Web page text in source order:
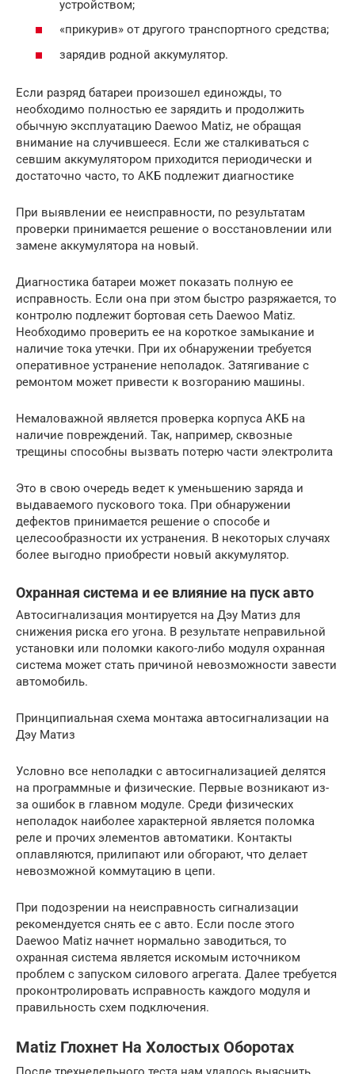
устройством;
«прикурив» от другого транспортного средства;
зарядив родной аккумулятор.
Если разряд батареи произошел единожды, то
необходимо полностью ее зарядить и продолжить
обычную эксплуатацию Daewoo Matiz, не обращая
внимание на случившееся. Если же сталкиваться с
севшим аккумулятором приходится периодически и
достаточно часто, то АКБ подлежит диагностике
При выявлении ее неисправности, по результатам
проверки принимается решение о восстановлении или
замене аккумулятора на новый.
Диагностика батареи может показать полную ее
исправность. Если она при этом быстро разряжается, то
контролю подлежит бортовая сеть Daewoo Matiz.
Необходимо проверить ее на короткое замыкание и
наличие тока утечки. При их обнаружении требуется
оперативное устранение неполадок. Затягивание с
ремонтом может привести к возгоранию машины.
Немаловажной является проверка корпуса АКБ на
наличие повреждений. Так, например, сквозные
трещины способны вызвать потерю части электролита
Это в свою очередь ведет к уменьшению заряда и
выдаваемого пускового тока. При обнаружении
дефектов принимается решение о способе и
целесообразности их устранения. В некоторых случаях
более выгодно приобрести новый аккумулятор.
Охранная система и ее влияние на пуск авто
Автосигнализация монтируется на Дэу Матиз для
снижения риска его угона. В результате неправильной
установки или поломки какого-либо модуля охранная
система может стать причиной невозможности завести
автомобиль.
Принципиальная схема монтажа автосигнализации на
Дэу Матиз
Условно все неполадки с автосигнализацией делятся
на программные и физические. Первые возникают из-
за ошибок в главном модуле. Среди физических
неполадок наиболее характерной является поломка
реле и прочих элементов автоматики. Контакты
оплавляются, прилипают или обгорают, что делает
невозможной коммутацию в цепи.
При подозрении на неисправность сигнализации
рекомендуется снять ее с авто. Если после этого
Daewoo Matiz начнет нормально заводиться, то
охранная система является искомым источником
проблем с запуском силового агрегата. Далее требуется
проконтролировать исправность каждого модуля и
правильность схем подключения.
Matiz Глохнет На Холостых Оборотах